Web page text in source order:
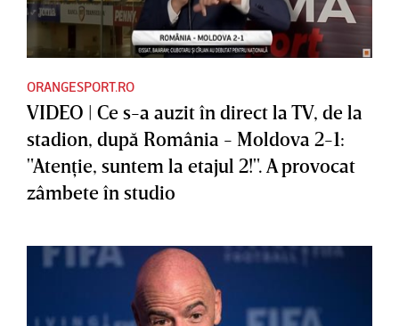
ORANGESPORT.RO
VIDEO | Ce s-a auzit în direct la TV, de la
stadion, după România - Moldova 2-1:
"Atenţie, suntem la etajul 2!". A provocat
zâmbete în studio